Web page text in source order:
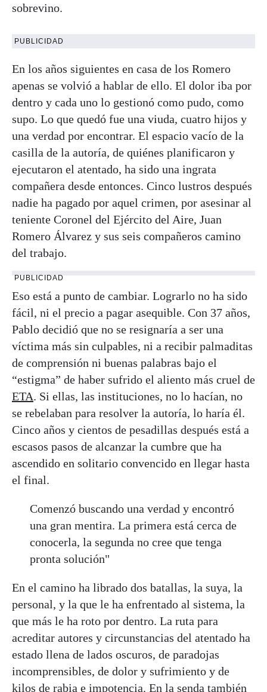
sobrevino.
PUBLICIDAD
En los años siguientes en casa de los Romero
apenas se volvió a hablar de ello. El dolor iba por
dentro y cada uno lo gestionó como pudo, como
supo. Lo que quedó fue una viuda, cuatro hijos y
una verdad por encontrar. El espacio vacío de la
casilla de la autoría, de quiénes planificaron y
ejecutaron el atentado, ha sido una ingrata
compañera desde entonces. Cinco lustros después
nadie ha pagado por aquel crimen, por asesinar al
teniente Coronel del Ejército del Aire, Juan
Romero Álvarez y sus seis compañeros camino
del trabajo.
PUBLICIDAD
Eso está a punto de cambiar. Lograrlo no ha sido
fácil, ni el precio a pagar asequible. Con 37 años,
Pablo decidió que no se resignaría a ser una
víctima más sin culpables, ni a recibir palmaditas
de comprensión ni buenas palabras bajo el
“estigma” de haber sufrido el aliento más cruel de
ETA. Si ellas, las instituciones, no lo hacían, no
se rebelaban para resolver la autoría, lo haría él.
Cinco años y cientos de pesadillas después está a
escasos pasos de alcanzar la cumbre que ha
ascendido en solitario convencido en llegar hasta
el final.
Comenzó buscando una verdad y encontró
una gran mentira. La primera está cerca de
conocerla, la segunda no cree que tenga
pronta solución"
En el camino ha librado dos batallas, la suya, la
personal, y la que le ha enfrentado al sistema, la
que más le ha roto por dentro. La ruta para
acreditar autores y circunstancias del atentado ha
estado llena de lados oscuros, de paradojas
incomprensibles, de dolor y sufrimiento y de
kilos de rabia e impotencia. En la senda también